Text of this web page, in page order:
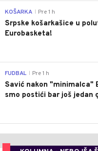
KOŠARKA Pre 1 h
Srpske košarkašice u
Eurobasketa!
FUDBAL Pre 1 h
Savić nakon "minimalca"
smo postići bar još jedan